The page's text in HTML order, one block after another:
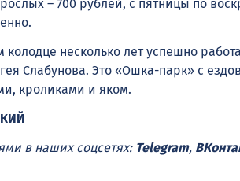
– 700 рублей, с пятницы по
несколько лет успешно
Слабунова. Это «Ошка-парк» с
кроликами и яком.
в наших соцсетях: Telegram,